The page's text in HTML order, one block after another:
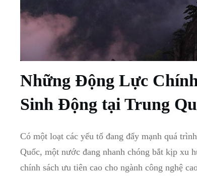
Những Động Lực
Sinh Động tại Trung
Có một loạt các yếu tố đang đẩy mạnh quá
Quốc, một nước đang nhanh chóng bắt kịp xu
chính sách ưu tiên cao cho ngành công nghệ